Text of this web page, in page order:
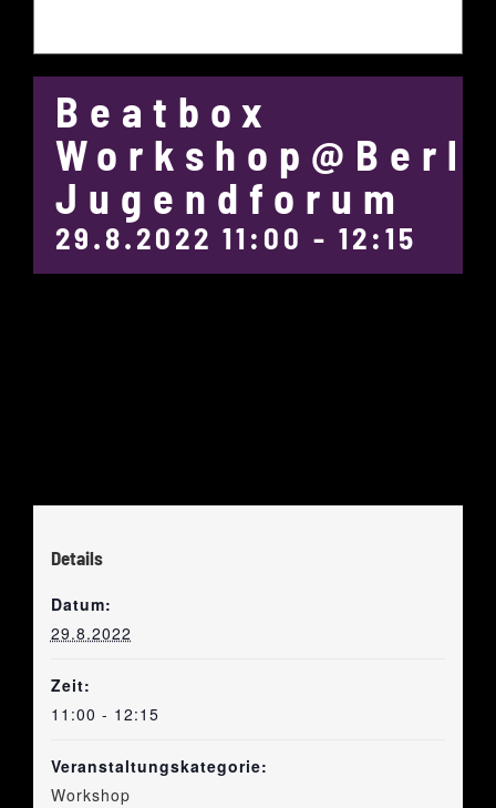
Beatbox
Jugendforum
29.8.2022 11:00 - 12:15
Details
Datum:
29.8.2022
Zeit:
11:00 - 12:15
Veranstaltungskategorie:
Workshop